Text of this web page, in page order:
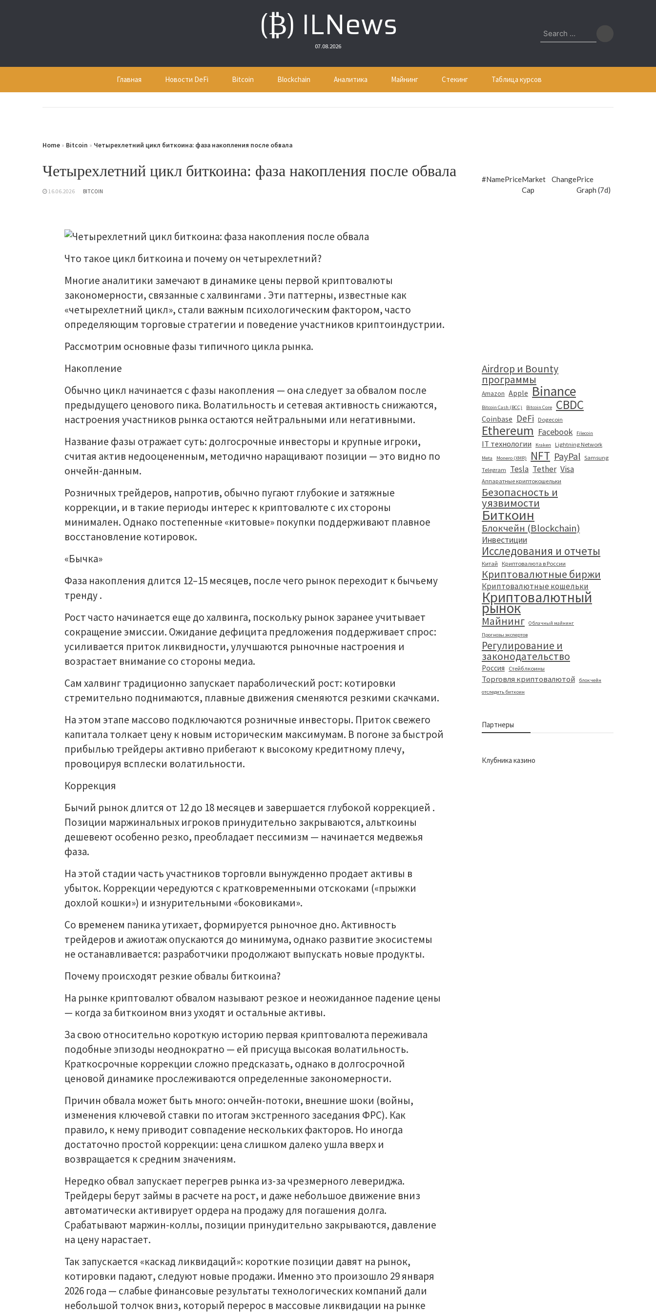
(₿) ILNews
07.08.2026
Search
for:
Главная Новости DeFi Bitcoin Blockchain Аналитика Майнинг Стекинг Таблица курсов
Home » Bitcoin » Четырехлетний цикл биткоина: фаза накопления после обвала
Четырехлетний цикл биткоина: фаза накопления после обвала
16.06.2026 BITCOIN
Что такое цикл биткоина и почему он четырехлетний?
Многие аналитики замечают в динамике цены первой криптовалюты
закономерности, связанные с халвингами . Эти паттерны, известные как
«четырехлетний цикл», стали важным психологическим фактором, часто
определяющим торговые стратегии и поведение участников криптоиндустрии.
Рассмотрим основные фазы типичного цикла рынка.
Накопление
Обычно цикл начинается с фазы накопления — она следует за обвалом после
предыдущего ценового пика. Волатильность и сетевая активность снижаются,
настроения участников рынка остаются нейтральными или негативными.
Название фазы отражает суть: долгосрочные инвесторы и крупные игроки,
считая актив недооцененным, методично наращивают позиции — это видно по
ончейн-данным.
Розничных трейдеров, напротив, обычно пугают глубокие и затяжные
коррекции, и в такие периоды интерес к криптовалюте с их стороны
минимален. Однако постепенные «китовые» покупки поддерживают плавное
восстановление котировок.
«Бычка»
Фаза накопления длится 12–15 месяцев, после чего рынок переходит к бычьему
тренду .
Рост часто начинается еще до халвинга, поскольку рынок заранее учитывает
сокращение эмиссии. Ожидание дефицита предложения поддерживает спрос:
усиливается приток ликвидности, улучшаются рыночные настроения и
возрастает внимание со стороны медиа.
Сам халвинг традиционно запускает параболический рост: котировки
стремительно поднимаются, плавные движения сменяются резкими скачками.
На этом этапе массово подключаются розничные инвесторы. Приток свежего
капитала толкает цену к новым историческим максимумам. В погоне за быстрой
прибылью трейдеры активно прибегают к высокому кредитному плечу,
провоцируя всплески волатильности.
Коррекция
Бычий рынок длится от 12 до 18 месяцев и завершается глубокой коррекцией .
Позиции маржинальных игроков принудительно закрываются, альткоины
дешевеют особенно резко, преобладает пессимизм — начинается медвежья
фаза.
На этой стадии часть участников торговли вынужденно продает активы в
убыток. Коррекции чередуются с кратковременными отскоками («прыжки
дохлой кошки») и изнурительными «боковиками».
Со временем паника утихает, формируется рыночное дно. Активность
трейдеров и ажиотаж опускаются до минимума, однако развитие экосистемы
не останавливается: разработчики продолжают выпускать новые продукты.
Почему происходят резкие обвалы биткоина?
На рынке криптовалют обвалом называют резкое и неожиданное падение цены
— когда за биткоином вниз уходят и остальные активы.
За свою относительно короткую историю первая криптовалюта переживала
подобные эпизоды неоднократно — ей присуща высокая волатильность.
Краткосрочные коррекции сложно предсказать, однако в долгосрочной
ценовой динамике прослеживаются определенные закономерности.
Причин обвала может быть много: ончейн-потоки, внешние шоки (войны,
изменения ключевой ставки по итогам экстренного заседания ФРС). Как
правило, к нему приводит совпадение нескольких факторов. Но иногда
достаточно простой коррекции: цена слишком далеко ушла вверх и
возвращается к средним значениям.
Нередко обвал запускает перегрев рынка из-за чрезмерного левериджа.
Трейдеры берут займы в расчете на рост, и даже небольшое движение вниз
автоматически активирует ордера на продажу для погашения долга.
Срабатывают маржин-коллы, позиции принудительно закрываются, давление
на цену нарастает.
Так запускается «каскад ликвидаций»: короткие позиции давят на рынок,
котировки падают, следуют новые продажи. Именно это произошло 29 января
2026 года — слабые финансовые результаты технологических компаний дали
небольшой толчок вниз, который перерос в массовые ликвидации на рынке
#NamePriceMarket
Cap
ChangePrice
Graph (7d)
Airdrop и Bounty
программы
Amazon Apple Binance
Bitcoin Cash (BCC) Bitcoin Core CBDC
Coinbase DeFi Dogecoin
Ethereum Facebook Filecoin
IT технологии Kraken Lightning Network
Meta Monero (XMR) NFT PayPal Samsung
Telegram
Tesla Tether Visa
Аппаратные криптокошельки
Безопасность и
уязвимости
Биткоин
Блокчейн (Blockchain)
Инвестиции
Исследования и отчеты
Китай Криптовалюта в России
Криптовалютные биржи
Криптовалютные кошельки
Криптовалютный
рынок
Майнинг
Облачный майнинг
Прогнозы экспертов
Регулирование и
законодательство
Россия Стейблкоины
Торговля криптовалютой
блокчейн
отследить биткоин
Партнеры
Клубника казино